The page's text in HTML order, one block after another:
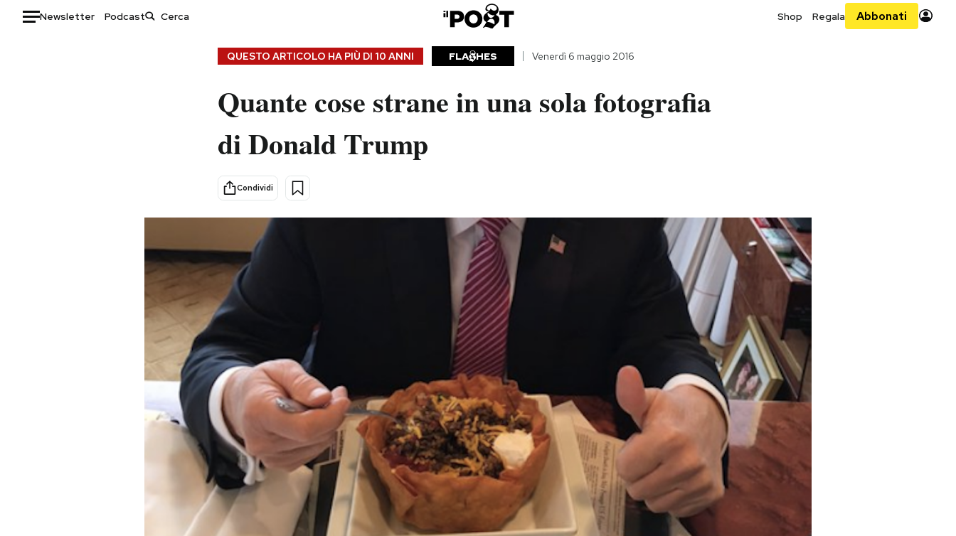
Newsletter Podcast Shop Regala Abbonati
Storie/Idee
Ok Boomer!
Media
Altrecose
Mondiali calcio 2026
QUESTO ARTICOLO HA PIÙ DI 10 ANNI FLA HES Venerdì 6 maggio 2016
Quante cose strane in una sola fotografia
di Donald Trump
Condividi